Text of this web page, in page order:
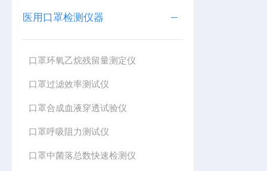
医用口罩检测仪器
口罩环氧乙烷残留量测定仪
口罩过滤效率测试仪
口罩合成血液穿透试验仪
口罩呼吸阻力测试仪
口罩中菌落总数快速检测仪